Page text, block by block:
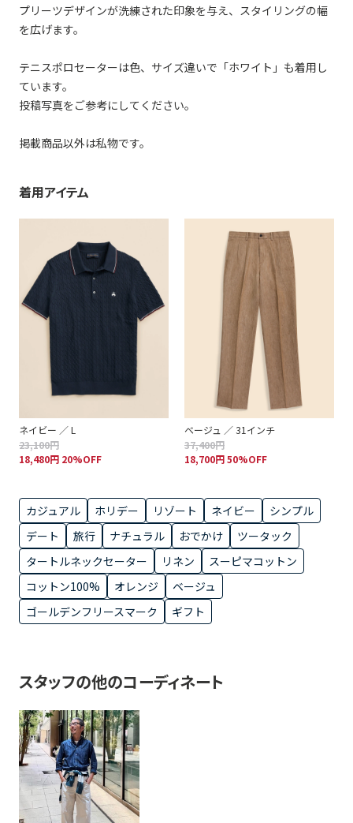
プリーツデザインが洗練された印象を与え、スタイリングの幅
を広げます。
テニスポロセーターは色、サイズ違いで「ホワイト」も着用し
ています。
投稿写真をご参考にしてください。
掲載商品以外は私物です。
着用アイテム
ネイビー ／ L
23,100円
18,480円 20%OFF
ベージュ ／ 31インチ
37,400円
18,700円 50%OFF
カジュアル ホリデー リゾート ネイビー
シンプル
デート
旅行 ナチュラル おでかけ
ツータック
タートルネックセーター
リネン
スーピマコットン
コットン100%
オレンジ
ベージュ
ゴールデンフリースマーク
ギフト
スタッフの他のコーディネート